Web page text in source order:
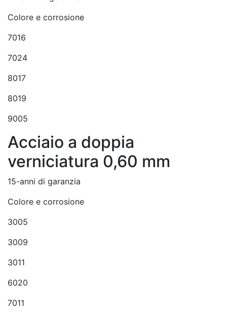
Colore e corrosione
7016
7024
8017
8019
9005
Acciaio a doppia
verniciatura 0,60 mm
15-anni di garanzia
Colore e corrosione
3005
3009
3011
6020
7011